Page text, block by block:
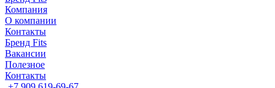
Компания
О компании
Контакты
Бренд Fits
Вакансии
Полезное
Контакты